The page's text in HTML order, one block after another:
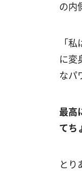
の内
「
に変
なパ
最高
てち
とり